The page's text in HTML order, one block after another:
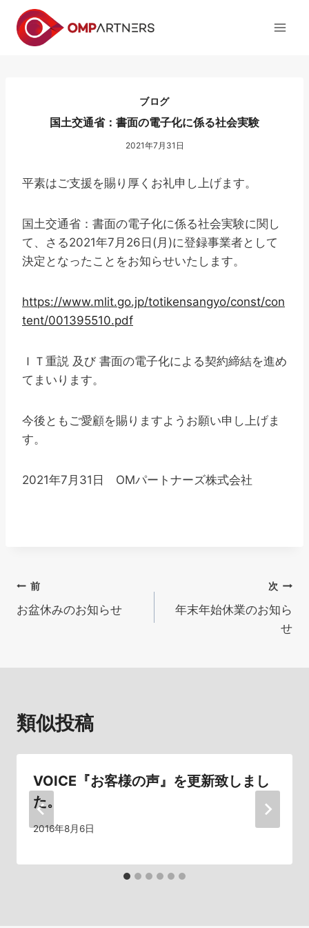
ブログ
国土交通省：書面の電子化に係る社会実験
2021年7月31日
平素はご支援を賜り厚くお礼申し上げます。
国土交通省：書面の電子化に係る社会実験に関し
て、さる2021年7月26日(月)に登録事業者として
決定となったことをお知らせいたします。
https://www.mlit.go.jp/totikensangyo/const/con
tent/001395510.pdf
ＩＴ重説 及び 書面の電子化による契約締結を進め
てまいります。
今後ともご愛顧を賜りますようお願い申し上げま
す。
2021年7月31日 OMパートナーズ株式会社
投
稿
ー
ョ
ン
前
お盆休みのお知らせ
次
年末年始休業のお知ら
せ
類似投稿
VOICE『お客様の声』を更新致しまし
た。
2016年8月6日